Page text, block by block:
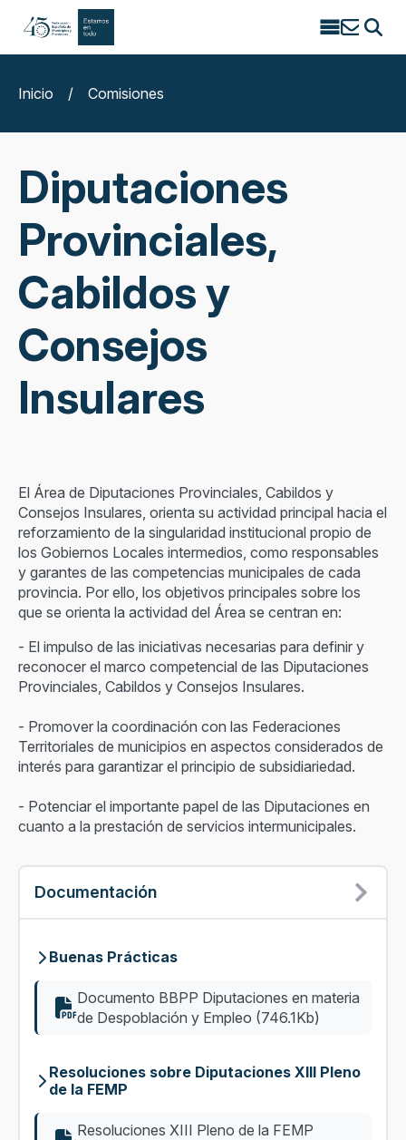
Search
Inicio
/ Comisiones
Diputaciones
Provinciales,
Cabildos y
Consejos
Insulares
El Área de Diputaciones Provinciales, Cabildos y
Consejos Insulares, orienta su actividad principal hacia el
reforzamiento de la singularidad institucional propio de
los Gobiernos Locales intermedios, como responsables
y garantes de las competencias municipales de cada
provincia. Por ello, los objetivos principales sobre los
que se orienta la actividad del Área se centran en:
- El impulso de las iniciativas necesarias para definir y
reconocer el marco competencial de las Diputaciones
Provinciales, Cabildos y Consejos Insulares.
- Promover la coordinación con las Federaciones
Territoriales de municipios en aspectos considerados de
interés para garantizar el principio de subsidiariedad.
- Potenciar el importante papel de las Diputaciones en
cuanto a la prestación de servicios intermunicipales.
Documentación
Buenas Prácticas
Documento BBPP Diputaciones en materia
de Despoblación y Empleo (746.1Kb)
Resoluciones sobre Diputaciones XIII Pleno
de la FEMP
Resoluciones XIII Pleno de la FEMP